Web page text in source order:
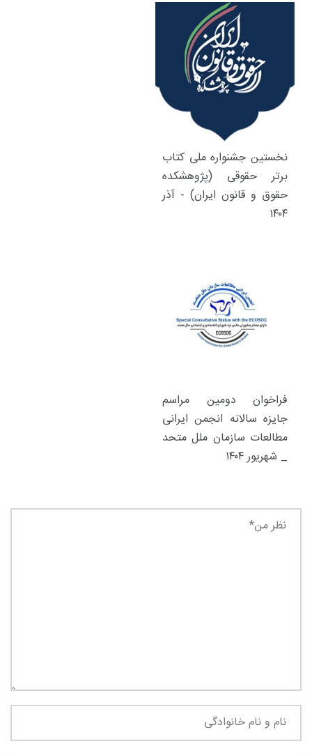
نخستین جشنواره ملی کتاب
برتر حقوقی (پژوهشکده
حقوق و قانون ایران) - آذر
۱۴۰۴
فراخوان دومین مراسم
جایزه سالانه انجمن ایرانی
مطالعات سازمان ملل متحد
_ شهریور ۱۴۰۴